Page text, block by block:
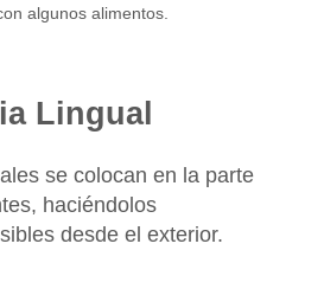
algunos alimentos.
Lingual
se colocan en la parte
haciéndolos
desde el exterior.